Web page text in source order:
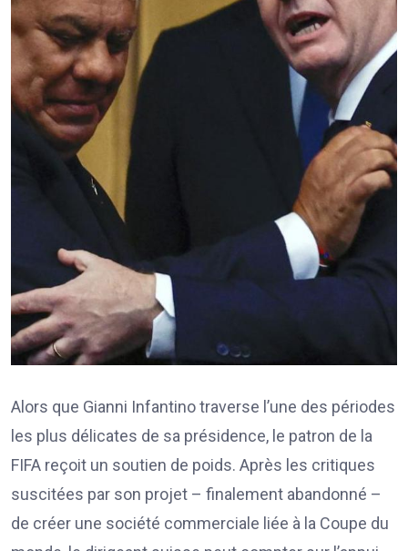
Alors que Gianni Infantino traverse l’une des périodes
les plus délicates de sa présidence, le patron de la
FIFA reçoit un soutien de poids. Après les critiques
suscitées par son projet – finalement abandonné –
de créer une société commerciale liée à la Coupe du